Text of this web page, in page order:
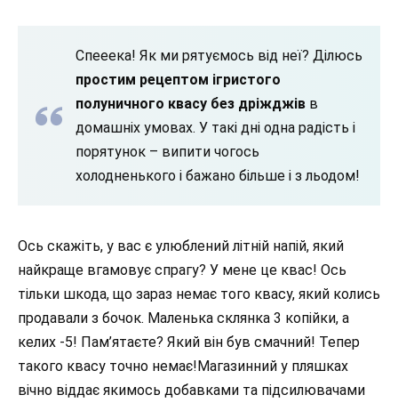
Спееека! Як ми рятуємось від неї? Ділюсь
простим рецептом ігристого
полуничного квасу без дріжджів в
домашніх умовах. У такі дні одна радість і
порятунок – випити чогось
холодненького і бажано більше і з льодом!
Ось скажіть, у вас є улюблений літній напій, який
найкраще вгамовує спрагу? У мене це квас! Ось
тільки шкода, що зараз немає того квасу, який колись
продавали з бочок. Маленька склянка 3 копійки, а
келих -5! Пам’ятаєте? Який він був смачний! Тепер
такого квасу точно немає!Магазинний у пляшках
вічно віддає якимось добавками та підсилювачами